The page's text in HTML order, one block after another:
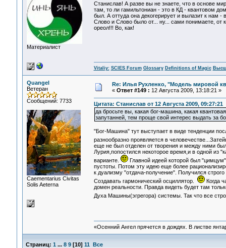
Материалист
Станислав! А разве вы не знаете, что в основе
там, то ли гамильтониан - это в КД - квантовом
был. А оттуда она декогерирует и вылазит к нам
Слово и Слово было от... ну... сами понимаете, от
ореол!!! Во, как!
Vitaliy: SCIES Forum Glossary Definitions of Magic
Quangel
Ветеран
Сообщений: 7733
Сaementarius Civitas
Solis Aeterna
Re: Илья Рухленко, "Модель мировой
« Ответ #149 : 12 Августа 2009, 13:18:21 »
Цитата: Станислав от 12 Августа 2009, 09:27:21
да бросьте вы, какая бог-машина, какая
запутанней, тем проще свой интерес выдать за
"Бог-Машина" тут выступает в виде тенденции
разнообразно проявляется в
еще не был отделен от творения и между ними
Лурия,попостился некоторое время,и в одной из
варианте.
Главной идеей которой был
пустоты. Потом эту идею еще более
к дуализму "отдача-получение". Получился
Создавать гармонический осциллятор.
Когда
домен реальности. Правда видеть будет там
Духа Машины(эгрегора) системы. Так что все
«Осенний Ангел прячется в дождях. В листве
Страниц: 1 ... 8 9[10] 11 Все